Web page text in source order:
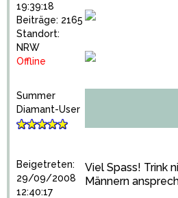
19:39:18
Beiträge: 2165
Standort:
NRW
Offline
Summer
Diamant-User
Beigetreten:
29/09/2008
12:40:17
Viel Spass! Trink
Männern